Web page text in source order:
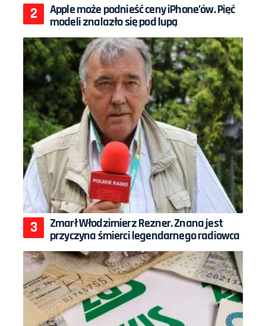
Apple może podnieść ceny iPhone’ów. Pięć
modeli znalazło się pod lupą
Zmarł Włodzimierz Rezner. Znana jest
przyczyna śmierci legendarnego radiowca